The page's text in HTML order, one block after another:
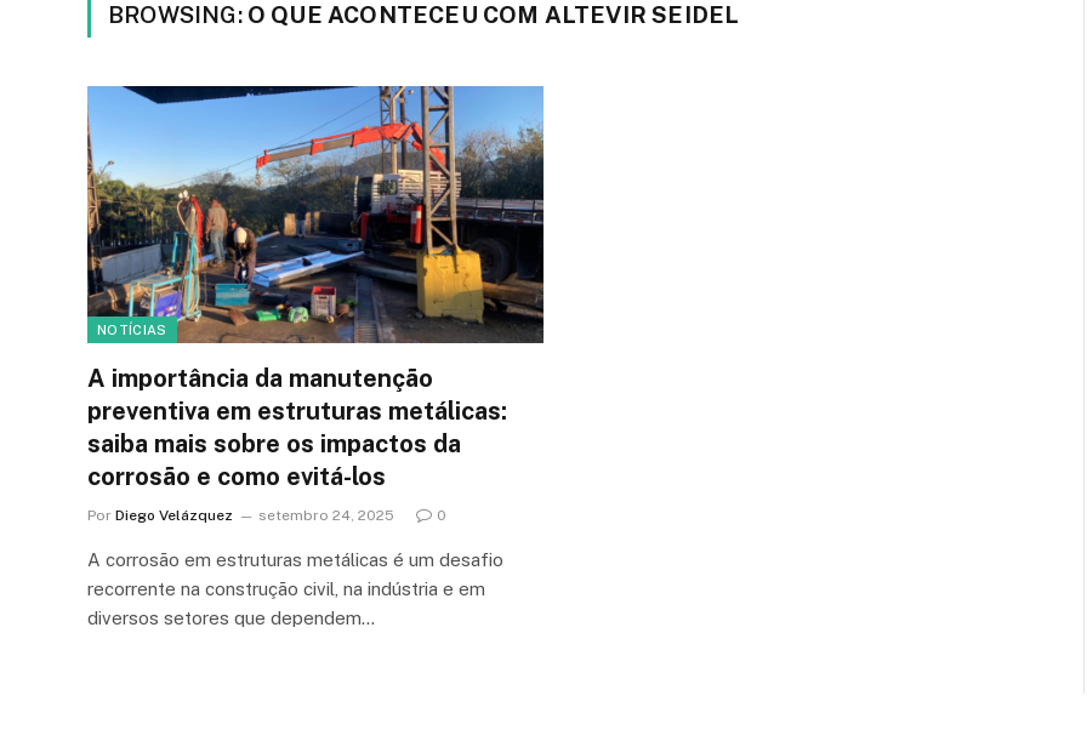
BROWSING: O QUE ACONTECEU COM ALTEVIR SEIDEL
NOTÍCIAS
A importância da manutenção
preventiva em estruturas metálicas:
saiba mais sobre os impactos da
corrosão e como evitá-los
Por Diego Velázquez setembro 24, 2025 0
A corrosão em estruturas metálicas é um desafio
recorrente na construção civil, na indústria e em
diversos setores que dependem…